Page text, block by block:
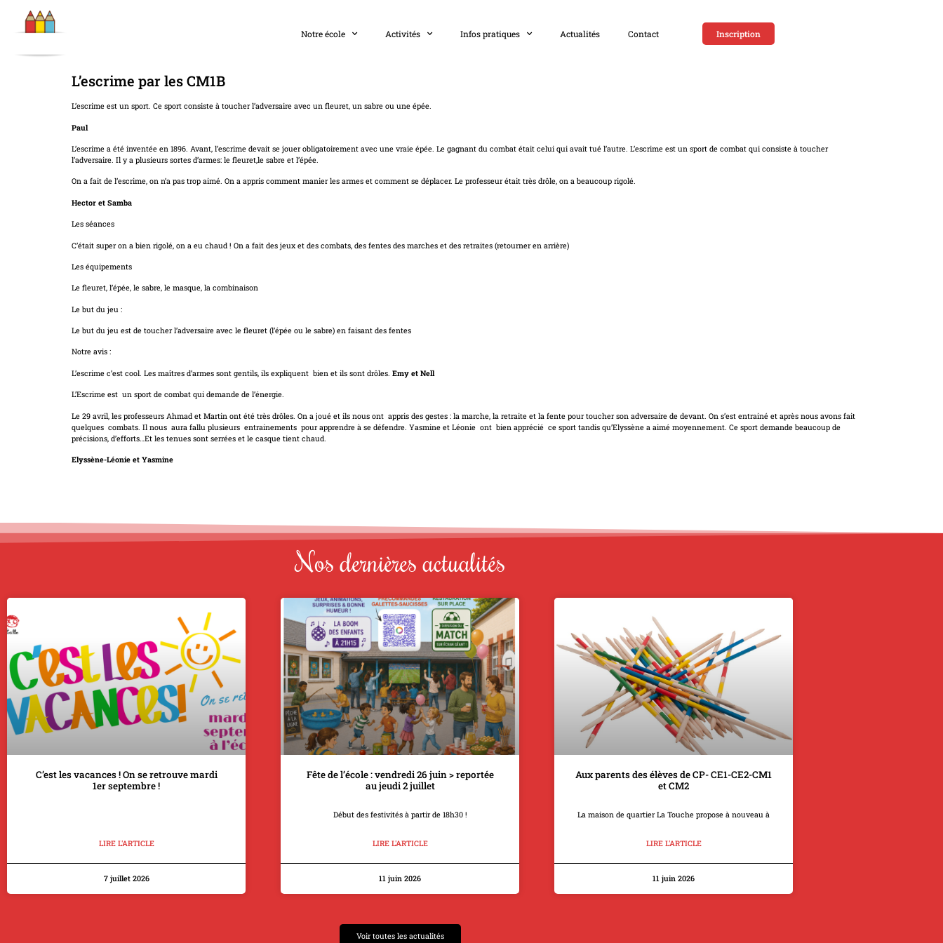
Notre école Activités Infos pratiques Actualités Contact Inscription
L’escrime par les CM1B
L’escrime est un sport. Ce sport consiste à toucher l’adversaire avec un fleuret, un sabre ou une épée.
Paul
L’escrime a été inventée en 1896. Avant, l’escrime devait se jouer obligatoirement avec une vraie épée. Le gagnant du combat était celui qui avait tué l’autre. L’escrime est un sport de combat qui consiste à toucher
l’adversaire. Il y a plusieurs sortes d’armes: le fleuret,le sabre et l’épée.
On a fait de l’escrime, on n’a pas trop aimé. On a appris comment manier les armes et comment se déplacer. Le professeur était très drôle, on a beaucoup rigolé.
Hector et Samba
Les séances
C’était super on a bien rigolé, on a eu chaud ! On a fait des jeux et des combats, des fentes des marches et des retraites (retourner en arrière)
Les équipements
Le fleuret, l’épée, le sabre, le masque, la combinaison
Le but du jeu :
Le but du jeu est de toucher l’adversaire avec le fleuret (l’épée ou le sabre) en faisant des fentes
Notre avis :
L’escrime c’est cool. Les maîtres d’armes sont gentils, ils expliquent bien et ils sont drôles. Emy et Nell
L’Escrime est un sport de combat qui demande de l’énergie.
Le 29 avril, les professeurs Ahmad et Martin ont été très drôles. On a joué et ils nous ont appris des gestes : la marche, la retraite et la fente pour toucher son adversaire de devant. On s’est entrainé et après nous avons fait
quelques combats. Il nous aura fallu plusieurs entrainements pour apprendre à se défendre. Yasmine et Léonie ont bien apprécié ce sport tandis qu’Elyssène a aimé moyennement. Ce sport demande beaucoup de
précisions, d’efforts…Et les tenues sont serrées et le casque tient chaud.
Elyssène-Léonie et Yasmine
Nos dernières actualités
C’est les vacances ! On se retrouve mardi
1er septembre !
LIRE L'ARTICLE
7 juillet 2026
Fête de l’école : vendredi 26 juin > reportée
au jeudi 2 juillet
Début des festivités à partir de 18h30 !
LIRE L'ARTICLE
11 juin 2026
Aux parents des élèves de CP- CE1-CE2-CM1
et CM2
La maison de quartier La Touche propose à nouveau à
LIRE L'ARTICLE
11 juin 2026
Voir toutes les actualités